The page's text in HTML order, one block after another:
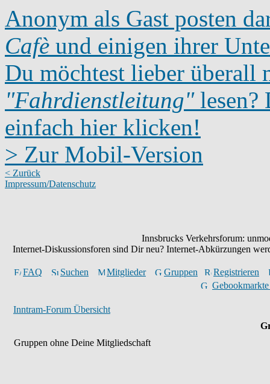
Anonym als Gast posten
Cafè und einigen ihrer
Du möchtest lieber überall
"Fahrdienstleitung"lesen?
einfach hier klicken!
> Zur Mobil-Version
< Zurück
Impressum/Datenschutz
Innsbrucks Verkehrsforum:
Internet-Diskussionsforen sind Dir neu? Internet-Abkürzungen
FAQ Suchen Mitglieder Gruppen
Registrieren
Inntram-Forum Übersicht
Gruppen ohne Deine Mitgliedschaft